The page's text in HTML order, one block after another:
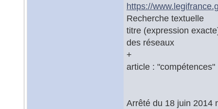
https://
Recherche textuelle
titre (expression
des réseaux
+
article : "compétences"
Arrêté du 18 juin 2014